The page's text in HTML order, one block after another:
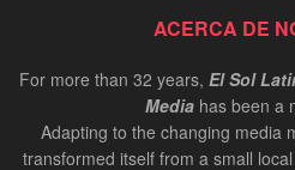
ACERCA DE
For more than 32 years, El Sol
Media has been a
Adapting to the changing media
transformed itself from a small